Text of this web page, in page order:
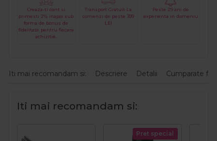
Creaza-ti cont si
primesti 2% inapoi sub
forma de bonus de
fidelitate pentru fiecare
achizitie.
Transport Gratuit La
comenzi de peste 399
LEI
Peste 29 ani de
experienta in domeniu
Iti mai recomandam si: Descriere Detalii Cumparate
Iti mai recomandam si:
Pret special